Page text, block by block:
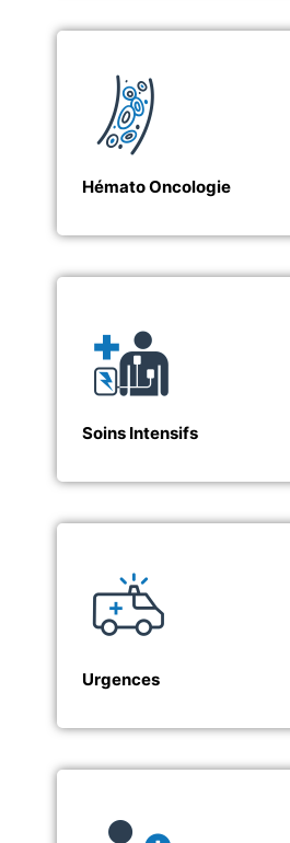
Hémato Oncologie
Soins Intensifs
Urgences